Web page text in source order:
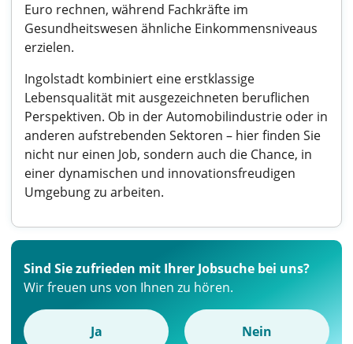
Euro rechnen, während Fachkräfte im
Gesundheitswesen ähnliche Einkommensniveaus
erzielen.
Ingolstadt kombiniert eine erstklassige
Lebensqualität mit ausgezeichneten beruflichen
Perspektiven. Ob in der Automobilindustrie oder in
anderen aufstrebenden Sektoren – hier finden Sie
nicht nur einen Job, sondern auch die Chance, in
einer dynamischen und innovationsfreudigen
Umgebung zu arbeiten.
Sind Sie zufrieden mit Ihrer Jobsuche bei uns?
Wir freuen uns von Ihnen zu hören.
Ja Nein